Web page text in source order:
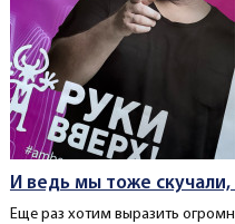
И ведь мы тоже скучали,
Еще раз хотим выразить